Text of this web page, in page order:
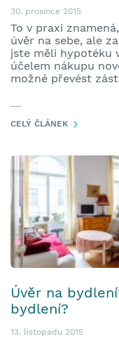
30. prosince 2015
To v praxi
úvěr na sebe, ale
jste měli hypotéku
účelem nákupu
možné převést
pokud cena nové
stejné výše […]
CELÝ ČLÁNEK
Úvěr na
bydlení?
13. listopadu 2015